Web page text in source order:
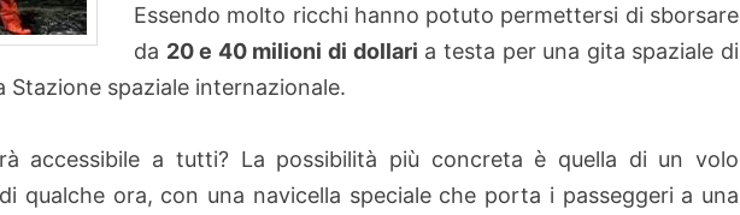
Essendo molto ricchi hanno potuto permettersi di sborsare
da 20 e 40 milioni di dollari a testa per una gita spaziale di
Stazione spaziale internazionale.
accessibile a tutti? La possibilità più concreta è quella di un volo
qualche ora, con una navicella speciale che porta i passeggeri a una